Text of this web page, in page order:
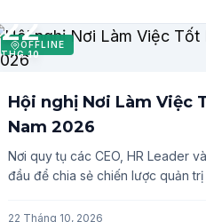
OFFLINE
22
THG 10
Hội nghị Nơi Làm Việc
Nam 2026
Nơi quy tụ các CEO, HR Leader
đầu để chia sẻ chiến lược quản trị
hạnh phúc trong kỷ nguyên AI,
22 Tháng 10, 2026